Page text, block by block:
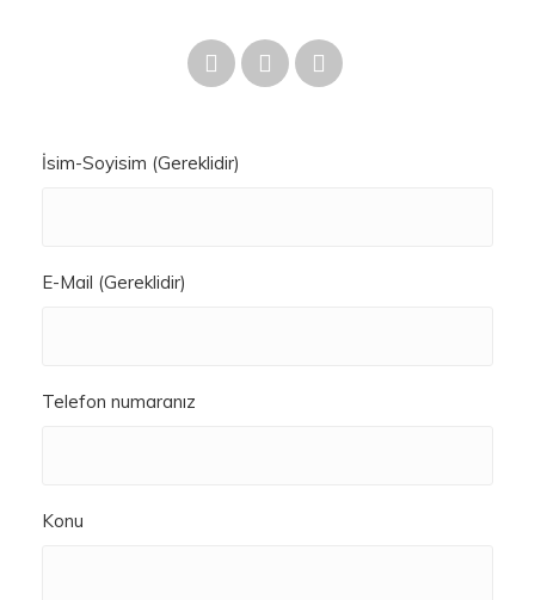
İsim-Soyisim (Gereklidir)
E-Mail (Gereklidir)
Telefon numaranız
Konu